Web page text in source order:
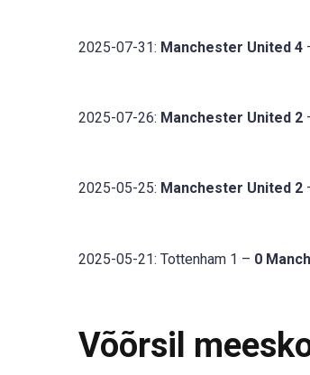
2025-07-31: Manchester United 4
2025-07-26: Manchester United 2
2025-05-25: Manchester United 2
2025-05-21: Tottenham 1 – 0
Võõrsil